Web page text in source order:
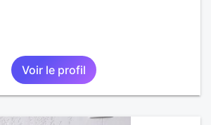
Voir le profil